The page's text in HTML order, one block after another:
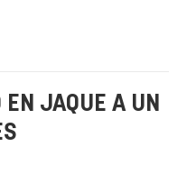
JAQUE A UN